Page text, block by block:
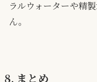
ラルウォーターや精
ん。
8. まとめ